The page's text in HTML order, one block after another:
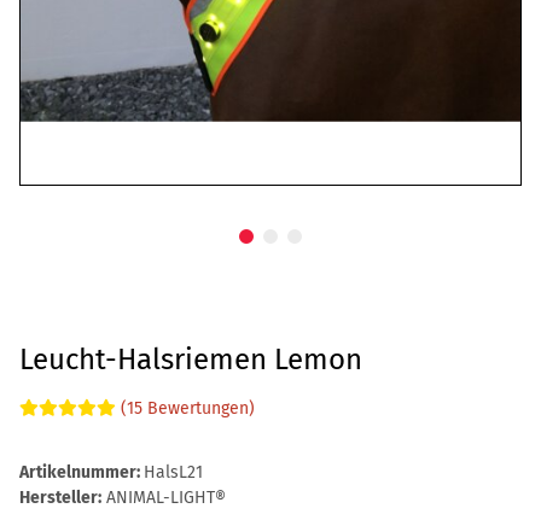
Leucht-Halsriemen Lemon
(15 Bewertungen)
Artikelnummer: HalsL21
Hersteller: ANIMAL-LIGHT®